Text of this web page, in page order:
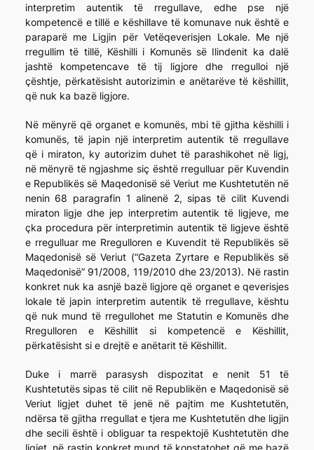
interpretim autentik të rregullave, edhe pse një
kompetencë e tillë e këshillave të komunave nuk është e
paraparë me Ligjin për Vetëqeverisjen Lokale. Me një
rregullim të tillë, Këshilli i Komunës së Ilindenit ka dalë
jashtë kompetencave të tij ligjore dhe rregulloi një
çështje, përkatësisht autorizimin e anëtarëve të këshillit,
që nuk ka bazë ligjore.
Në mënyrë që organet e komunës, mbi të gjitha këshilli i
komunës, të japin një interpretim autentik të rregullave
që i miraton, ky autorizim duhet të parashikohet në ligj,
në mënyrë të ngjashme siç është rregulluar për Kuvendin
e Republikës së Maqedonisë së Veriut me Kushtetutën në
nenin 68 paragrafin 1 alinenë 2, sipas të cilit Kuvendi
miraton ligje dhe jep interpretim autentik të ligjeve, me
çka procedura për interpretimin autentik të ligjeve është
e rregulluar me Rregulloren e Kuvendit të Republikës së
Maqedonisë së Veriut (“Gazeta Zyrtare e Republikës së
Maqedonisë” 91/2008, 119/2010 dhe 23/2013). Në rastin
konkret nuk ka asnjë bazë ligjore që organet e qeverisjes
lokale të japin interpretim autentik të rregullave, kështu
që nuk mund të rregullohet me Statutin e Komunës dhe
Rregulloren e Këshillit si kompetencë e Këshillit,
përkatësisht si e drejtë e anëtarit të Këshillit.
Duke i marrë parasysh dispozitat e nenit 51 të
Kushtetutës sipas të cilit në Republikën e Maqedonisë së
Veriut ligjet duhet të jenë në pajtim me Kushtetutën,
ndërsa të gjitha rregullat e tjera me Kushtetutën dhe ligjin
dhe secili është i obliguar ta respektojë Kushtetutën dhe